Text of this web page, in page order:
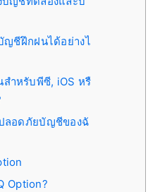
ญชีฝึกฝนได้อย่างไ
ำหรับพีซี, iOS หรื
ลอดภัยบัญชีของฉั
Option?